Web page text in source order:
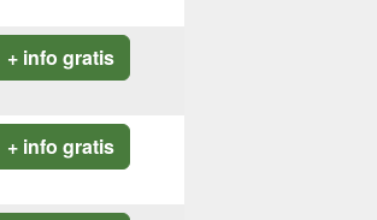
+ info gratis
+ info gratis